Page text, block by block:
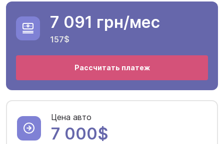
7 091 грн/мес
157$
Рассчитать платеж
Цена авто
7 000$